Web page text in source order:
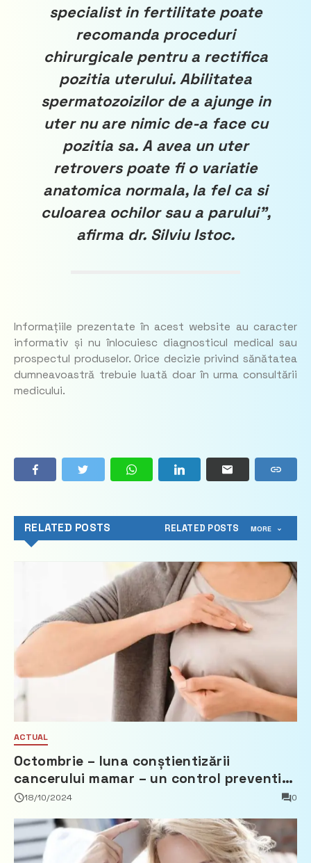
specialist in fertilitate poate
recomanda proceduri
chirurgicale pentru a rectifica
pozitia uterului. Abilitatea
spermatozoizilor de a ajunge in
uter nu are nimic de-a face cu
pozitia sa. A avea un uter
retrovers poate fi o variatie
anatomica normala, la fel ca si
culoarea ochilor sau a parului”,
afirma dr. Silviu Istoc.
Informațiile prezentate în acest website au caracter
informativ și nu înlocuiesc diagnosticul medical sau
prospectul produselor. Orice decizie privind sănătatea
dumneavoastră trebuie luată doar în urma consultării
medicului.
RELATED POSTS RELATED POSTS MORE
ACTUAL
Octombrie – luna conștientizării
cancerului mamar – un control preventiv
îți poate salva viața
18/10/2024 0